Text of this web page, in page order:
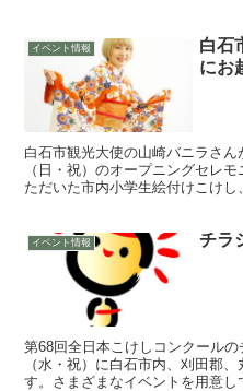
イベント情報
白石
にお
白石市観光大使の山崎バニラさ
（日・祝）のオープニングセレ
ただいた市内小学生絵付けこけ
イベント情報 チラ
第68回全日本こけしコンクール
（水・祝）に白石市内、刈田郡
す。さまざまなイベントを用意